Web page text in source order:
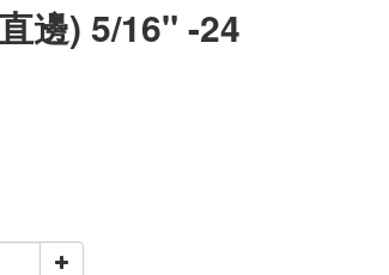
邊) 5/16" -24